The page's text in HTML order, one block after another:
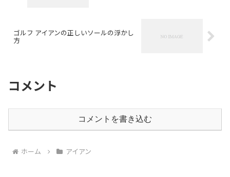
ゴルフ アイアンの正しいソールの浮かし
方
コメント
コメントを書き込む
ホーム アイアン